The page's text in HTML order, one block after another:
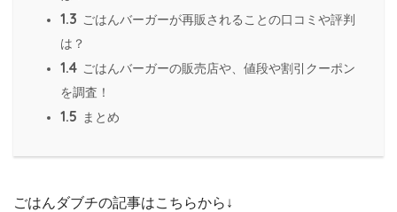
1.3 ごはんバーガーが再販されることの口コミや評判
は？
1.4 ごはんバーガーの販売店や、値段や割引クーポン
を調査！
1.5 まとめ
ごはんダブチの記事はこちらから↓